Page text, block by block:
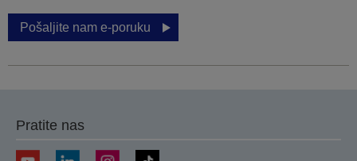
Pošaljite nam e-poruku
Pratite nas